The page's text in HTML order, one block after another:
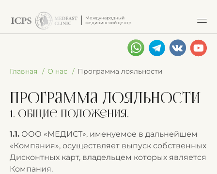
Международный
медицинский центр
Главная О нас Программа лояльности
Программа лояльности
1. Общие положения.
1.1. ООО «МЕДИСТ», именуемое в дальнейшем
«Компания», осуществляет выпуск собственных
Дисконтных карт, владельцем которых является
Компания.